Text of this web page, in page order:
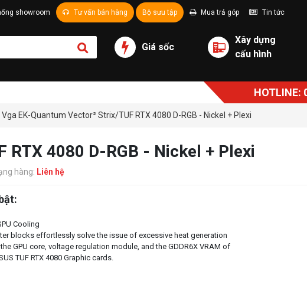
showroom Tư vấn bán hàng Bộ sưu tập Mua trả góp Tin tức
Giá sốc
Xây dựng
cấu hình
HOTLINE:
Vga EK-Quantum Vector² Strix/TUF RTX 4080 D-RGB - Nickel + Plexi
RTX 4080 D-RGB - Nickel + Plexi
hàng: Liên hệ
Cooling
blocks effortlessly solve the issue of excessive heat generation
GPU core, voltage regulation module, and the GDDR6X VRAM of